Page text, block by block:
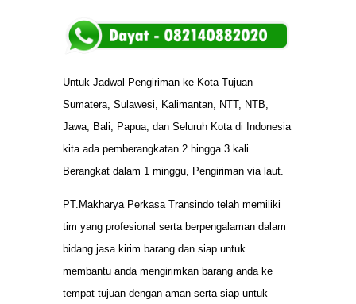
Untuk Jadwal Pengiriman ke Kota Tujuan
Sumatera, Sulawesi, Kalimantan, NTT, NTB,
Jawa, Bali, Papua, dan Seluruh Kota di Indonesia
kita ada pemberangkatan 2 hingga 3 kali
Berangkat dalam 1 minggu, Pengiriman via laut.
PT.Makharya Perkasa Transindo telah memiliki
tim yang profesional serta berpengalaman dalam
bidang jasa kirim barang dan siap untuk
membantu anda mengirimkan barang anda ke
tempat tujuan dengan aman serta siap untuk